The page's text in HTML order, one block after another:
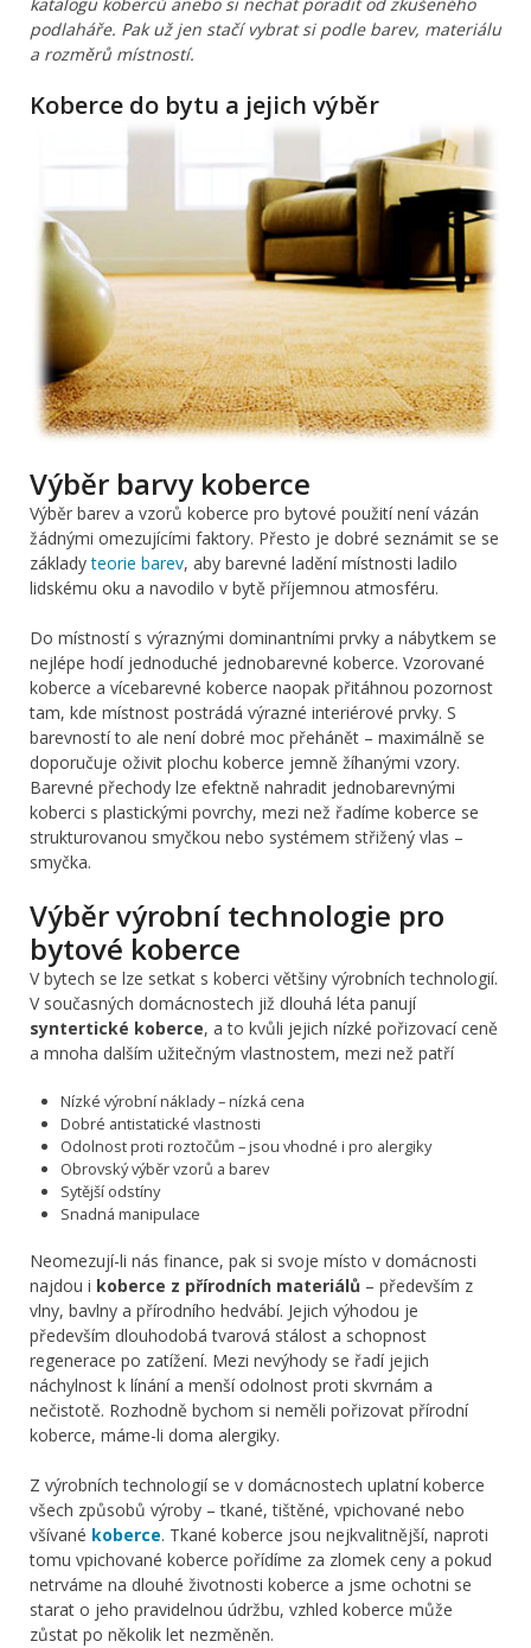
podlaháře. Pak už jen stačí vybrat si podle barev, materiálu
a rozměrů místností.
Koberce do bytu a jejich výběr
Výběr barvy koberce
Výběr barev a vzorů koberce pro bytové použití není vázán
žádnými omezujícími faktory. Přesto je dobré seznámit se se
základyteorie barev, aby barevné ladění místnosti ladilo
lidskému oku a navodilo v bytě příjemnou atmosféru.
Do místností s výraznými dominantními prvky a nábytkem se
nejlépe hodí jednoduché jednobarevné koberce. Vzorované
koberce a vícebarevné koberce naopak přitáhnou pozornost
tam, kde místnost postrádá výrazné interiérové prvky. S
barevností to ale není dobré moc přehánět – maximálně se
doporučuje oživit plochu koberce jemně žíhanými vzory.
Barevné přechody lze efektně nahradit jednobarevnými
koberci s plastickými povrchy, mezi než řadíme koberce se
strukturovanou smyčkou nebo systémem střižený vlas –
smyčka.
Výběr výrobní technologie pro
bytové koberce
V bytech se lze setkat s koberci většiny výrobních technologií.
V současných domácnostech již dlouhá léta panují
syntertické koberce, a to kvůli jejich nízké pořizovací ceně
a mnoha dalším užitečným vlastnostem, mezi než patří
Nízké výrobní náklady – nízká cena
Dobré antistatické vlastnosti
Odolnost proti roztočům – jsou vhodné i pro alergiky
Obrovský výběr vzorů a barev
Sytější odstíny
Snadná manipulace
Neomezují-li nás finance, pak si svoje místo v domácnosti
najdou i koberce z přírodních materiálů – především z
vlny, bavlny a přírodního hedvábí. Jejich výhodou je
především dlouhodobá tvarová stálost a schopnost
regenerace po zatížení. Mezi nevýhody se řadí jejich
náchylnost k línání a menší odolnost proti skvrnám a
nečistotě. Rozhodně bychom si neměli pořizovat přírodní
koberce, máme-li doma alergiky.
Z výrobních technologií se v domácnostech uplatní koberce
všech způsobů výroby – tkané, tištěné, vpichované nebo
všívané koberce. Tkané koberce jsou nejkvalitnější, naproti
tomu vpichované koberce pořídíme za zlomek ceny a pokud
netrváme na dlouhé životnosti koberce a jsme ochotni se
starat o jeho pravidelnou údržbu, vzhled koberce může
zůstat po několik let nezměněn.